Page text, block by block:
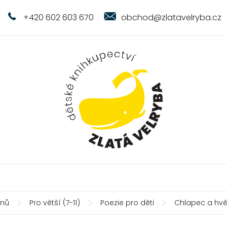
+420 602 603 670 obchod@zlatavelryba.cz
Pro větší (7-11) Poezie pro děti Chlapec a